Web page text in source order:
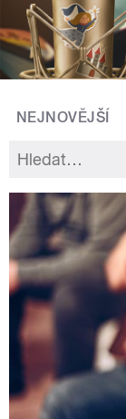
NEJNOVĚJŠÍ